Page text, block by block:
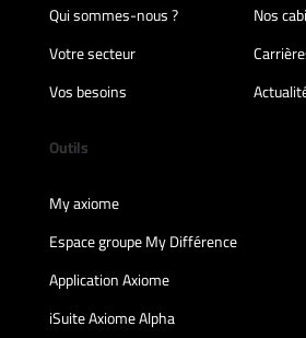
Qui sommes-nous ?
Nos
Votre secteur
Vos besoins
Outils
My axiome
Espace groupe My Différence
Application Axiome
iSuite Axiome Alpha